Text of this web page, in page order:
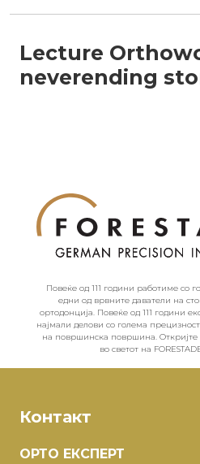
Lecture
neverending
Повеќе од 111 години работиме со
едни од врвните даватели на
ортодонција. Повеќе од 111 години
најмали делови со голема
на површинска површина. Откријте
во светот на
Контакт
ОРТО ЕКСПЕРТ